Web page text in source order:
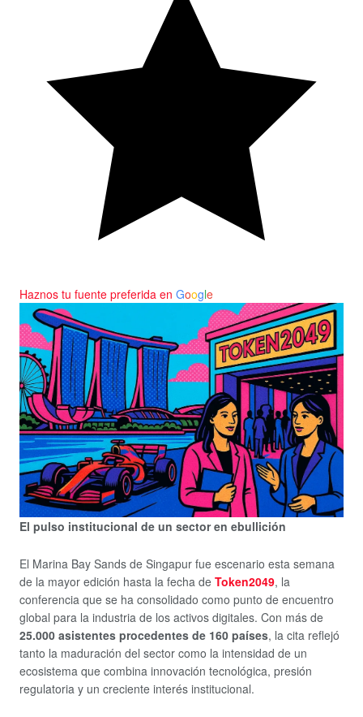
Haznos tu fuente preferida en Google
El pulso institucional de un sector en ebullición
El Marina Bay Sands de Singapur fue escenario esta semana
de la mayor edición hasta la fecha de Token2049, la
conferencia que se ha consolidado como punto de encuentro
global para la industria de los activos digitales. Con más de
25.000 asistentes procedentes de 160 países, la cita reflejó
tanto la maduración del sector como la intensidad de un
ecosistema que combina innovación tecnológica, presión
regulatoria y un creciente interés institucional.